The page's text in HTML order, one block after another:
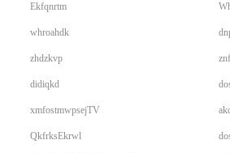
Ekfqnrtm
whroahdk
zhdzkvp
didiqkd
xmfostmwpsejTV
QkfrksEkrwl